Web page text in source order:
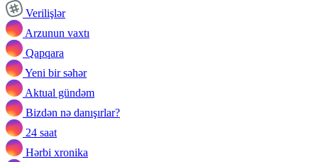
Verilişlər
Arzunun vaxtı
Qapqara
Yeni bir səhər
Aktual gündəm
Bizdən nə danışırlar?
24 saat
Hərbi xronika